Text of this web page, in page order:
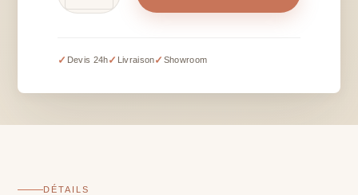
blanc
H
✓ Devis 24h✓ Livraison✓ Showroom
DÉTAILS